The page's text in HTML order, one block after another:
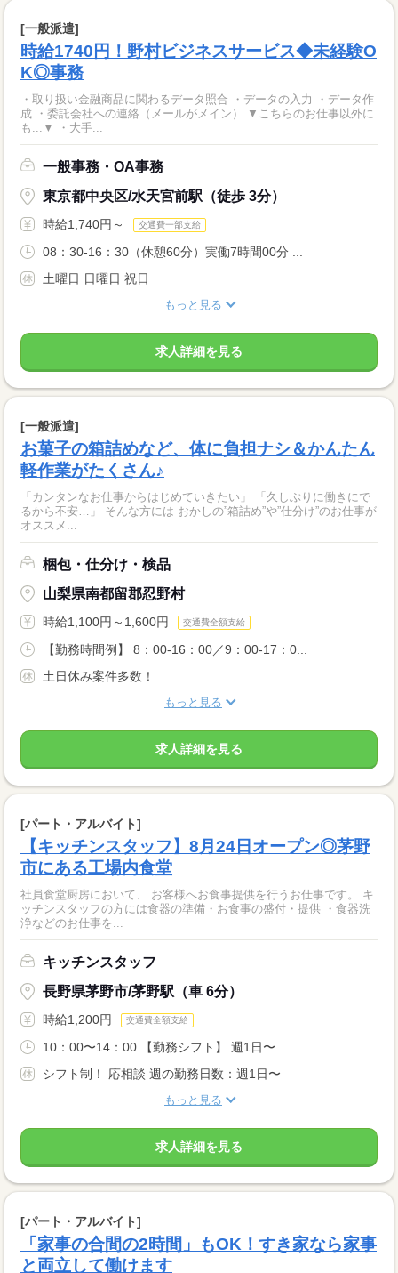
[一般派遣]
時給1740円！野村ビジネスサービス◆未経験O
K◎事務
・取り扱い金融商品に関わるデータ照合 ・データの入力 ・データ作
成 ・委託会社への連絡（メールがメイン） ▼こちらのお仕事以外に
も...▼ ・大手...
一般事務・OA事務
東京都中央区/水天宮前駅（徒歩 3分）
時給1,740円～ 交通費一部支給
08：30-16：30（休憩60分）実働7時間00分 ...
土曜日 日曜日 祝日
もっと見る
求人詳細を見る
[一般派遣]
お菓子の箱詰めなど、体に負担ナシ＆かんたん
軽作業がたくさん♪
「カンタンなお仕事からはじめていきたい」 「久しぶりに働きにで
るから不安…」 そんな方には おかしの”箱詰め”や”仕分け”のお仕事が
オススメ...
梱包・仕分け・検品
山梨県南都留郡忍野村
時給1,100円～1,600円 交通費全額支給
【勤務時間例】 8：00-16：00／9：00-17：0...
土日休み案件多数！
もっと見る
求人詳細を見る
[パート・アルバイト]
【キッチンスタッフ】8月24日オープン◎茅野
市にある工場内食堂
社員食堂厨房において、 お客様へお食事提供を行うお仕事です。 キ
ッチンスタッフの方には食器の準備・お食事の盛付・提供 ・食器洗
浄などのお仕事を...
キッチンスタッフ
長野県茅野市/茅野駅（車 6分）
時給1,200円 交通費全額支給
10：00〜14：00 【勤務シフト】 週1日〜 ...
シフト制！ 応相談 週の勤務日数：週1日〜
もっと見る
求人詳細を見る
[パート・アルバイト]
「家事の合間の2時間」もOK！すき家なら家事
と両立して働けます